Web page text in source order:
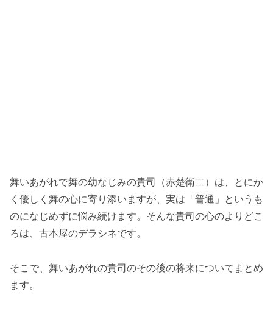
舞いあがれで舞の幼なじみの貴司（赤楚衛二）は、とにか
く優しく舞の心に寄り添いますが、実は「普通」というも
のになじめずに悩み続けます。そんな貴司の心のよりどこ
ろは、古本屋のデラシネです。
そこで、舞いあがれの貴司のその後の将来についてまとめ
ます。